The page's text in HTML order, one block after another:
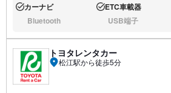
あり:カーナビ あり:ETC車載器
なし:Bluetooth なし:USB端子
トヨタレンタカー
松江駅から徒歩5分